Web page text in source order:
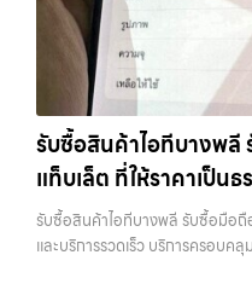
เพราะมูลค่าของเครื่องไม่ได้ขึ้น
ชุด และความสะดวกในการขายขอ
ลาดพร้าว, รัชดา, บางรัก, แจ้งวั
บางพลี, เกษตรนวมินทร์, เสนานิ
ว่า “รับซื้อมือถือใกล้ฉัน”, “รับซื้อโ
ราคา”, “รับซื้อแท็บเล็ต กรุงเทพถึ
ราคาสูง” — ที่นี่คือคำตอบ เพราะบริ
ความสะดวกสบายที่เหนือกว่า เลือ
พร้อมทีมงานที่พร้อมอำนวยความ
อาชีพ และจ่ายเงินทันที ทั้งหมดนี้
ง่ายขึ้น ดีกว่า รวดเร็วกว่า และคุ้มค่
การ รับซื้อไอโฟน, รับซื้อไอแพด
ถือ.com” เว็บไซต์ที่คุณไว้วางใจ
Samsung, iPad, แท็บเล็ต ทุกยี่
ครอบคลุมพื้นที่ ลาดพร้าว, รัชดา,
รามอินทรา และเขตกรุงเทพฯ ใกล้
แท็บเล็ต และอุปกรณ์ไอทีใหม่ๆ เป
ใช้แล้วอาจกลายเป็นของที่ไม่ได้ใช้ง
เป็นทางเลือกให้คุณสามารถเปลี่ย
ทันที ด้วยบริการ รับซื้อไอโฟน, รั
รับซื้อโน๊ตบุ๊ค, รับซื้อแท็บเล็ต, รับซื้
รับซื้อสินค้าไอทีบางพลี
แท็บเล็ต ที่ให้ราคาเป็นธ
บริการครอบคลุมทั่วกรุ
รับซื้อสินค้าไอทีบางพลี รับซื้อมือถื
และบริการรวดเร็ว บริการครอบ